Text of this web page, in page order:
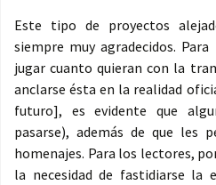
Este tipo de proyectos
siempre muy agradecidos.
jugar cuanto quieran con la
anclarse ésta en la realidad
futuro], es evidente que
pasarse), además de que les
homenajes. Para los lectores,
la necesidad de fastidiarse la